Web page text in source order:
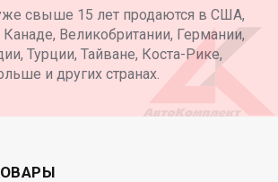
свыше 15 лет продаются в США,
Канаде, Великобритании, Германии,
Турции, Тайване, Коста-Рике,
и других странах.